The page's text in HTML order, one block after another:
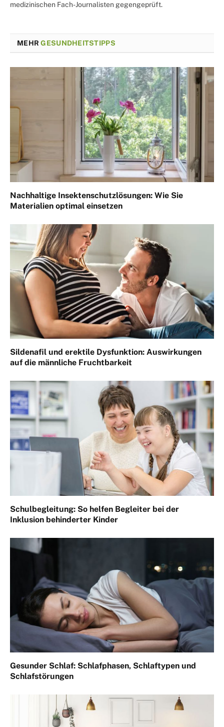
medizinischen Fach-Journalisten gegengeprüft.
MEHRGESUNDHEITSTIPPS
Nachhaltige Insektenschutzlösungen: Wie Sie
Materialien optimal einsetzen
Sildenafil und erektile Dysfunktion: Auswirkungen
auf die männliche Fruchtbarkeit
Schulbegleitung: So helfen Begleiter bei der
Inklusion behinderter Kinder
Gesunder Schlaf: Schlafphasen, Schlaftypen und
Schlafstörungen